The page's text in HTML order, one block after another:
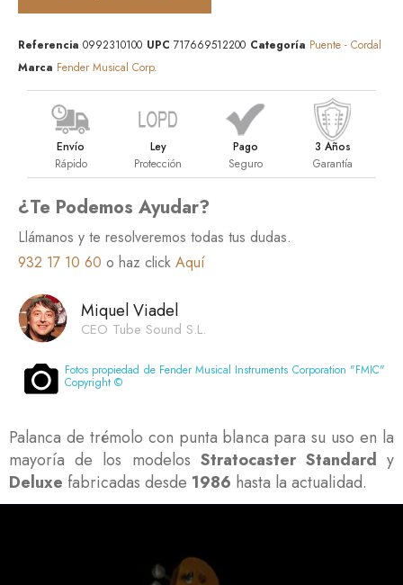
Referencia 0992310100 UPC 717669512200 Categoría Puente - Cordal
Marca Fender Musical Corp.
Envío
Rápido
Ley
Protección
Pago
Seguro
3 Años
Garantía
¿Te Podemos Ayudar?
Llámanos y te resolveremos todas tus dudas.
932 17 10 60 o haz click Aquí
Miquel Viadel
CEO Tube Sound S.L.
Fotos propiedad de Fender Musical Instruments Corporation "FMIC"
Copyright ©
Palanca de trémolo con punta blanca para su uso en la
mayoría de los modelos Stratocaster Standard y
Deluxe fabricadas desde 1986 hasta la actualidad.